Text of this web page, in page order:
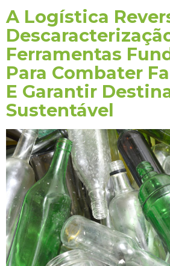
A Logística
Ferramentas
Para Combater
E Garantir
Sustentável